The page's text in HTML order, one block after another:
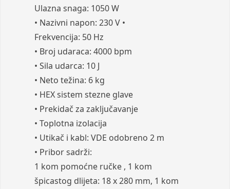
Ulazna snaga: 1050 W
• Nazivni napon: 230 V •
Frekvencija: 50 Hz
• Broj udaraca: 4000 bpm
• Sila udarca: 10 J
• Neto težina: 6 kg
• HEX sistem stezne glave
• Prekidač za zaključavanje
• Toplotna izolacija
• Utikač i kabl: VDE odobreno 2 m
• Pribor sadrži:
1 kom pomoćne ručke , 1 kom
špicastog dlijeta: 18 x 280 mm, 1 kom